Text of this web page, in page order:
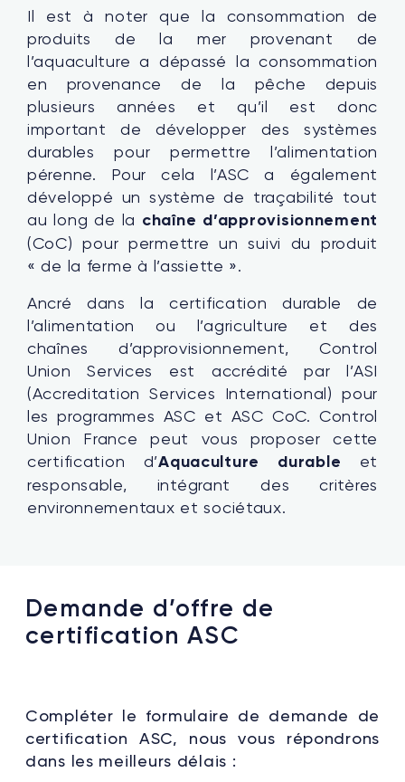
Il est à noter que la consommation de
produits de la mer provenant de
l’aquaculture a dépassé la consommation
en provenance de la pêche depuis
plusieurs années et qu’il est donc
important de développer des systèmes
durables pour permettre l’alimentation
pérenne. Pour cela l’ASC a également
développé un système de traçabilité tout
au long de la chaîne d’approvisionnement
(CoC) pour permettre un suivi du produit
« de la ferme à l’assiette ».
Ancré dans la certification durable de
l’alimentation ou l’agriculture et des
chaînes d’approvisionnement, Control
Union Services est accrédité par l’ASI
(Accreditation Services International) pour
les programmes ASC et ASC CoC. Control
Union France peut vous proposer cette
certification d’Aquaculture durable et
responsable, intégrant des critères
environnementaux et sociétaux.
Demande d’offre de
certification ASC
Compléter le formulaire de demande de
certification ASC, nous vous répondrons
dans les meilleurs délais :